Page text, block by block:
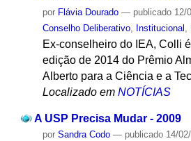
por Flávia Dourado — publicado12/
Conselho Deliberativo, Institucional
Ex-conselheiro do IEA, Colli
edição de 2014 do Prêmio
Alberto para a Ciência e a
Localizado em NOTÍCIAS
A USP Precisa Mudar - 2009
por Sandra Codo — publicado14/